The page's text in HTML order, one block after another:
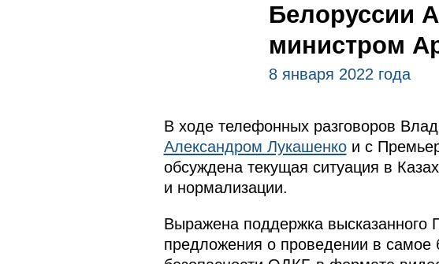
Белоруссии
министром
8 января 2022 года
В ходе телефонных разговоров
Александром Лукашенкои с
обсуждена текущая ситуация в
и нормализации.
Выражена поддержка высказанного
предложения о проведении в самое